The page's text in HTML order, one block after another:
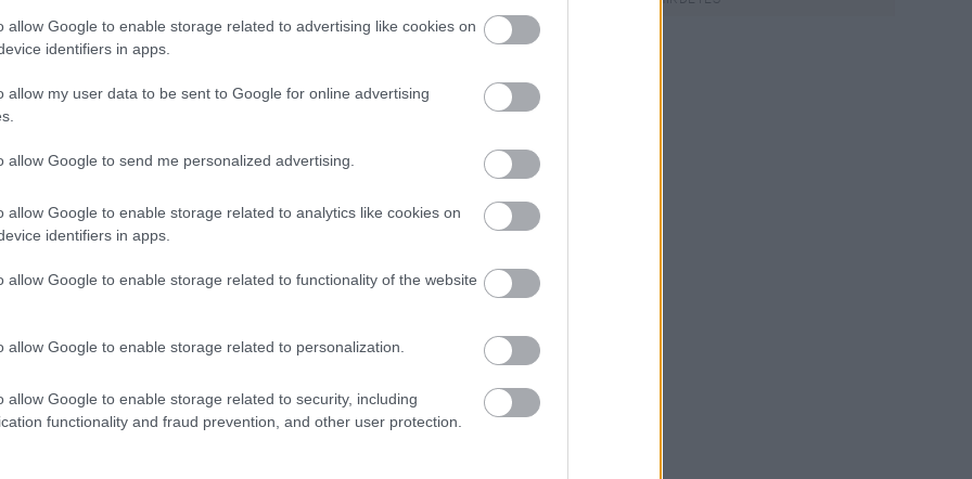
allow Google to enable storage related to advertising like cookies on
identifiers in apps.
allow my user data to be sent to Google for online advertising
allow Google to send me personalized advertising.
allow Google to enable storage related to analytics like cookies on
identifiers in apps.
allow Google to enable storage related to functionality of the website
allow Google to enable storage related to personalization.
allow Google to enable storage related to security, including
functionality and fraud prevention, and other user protection.